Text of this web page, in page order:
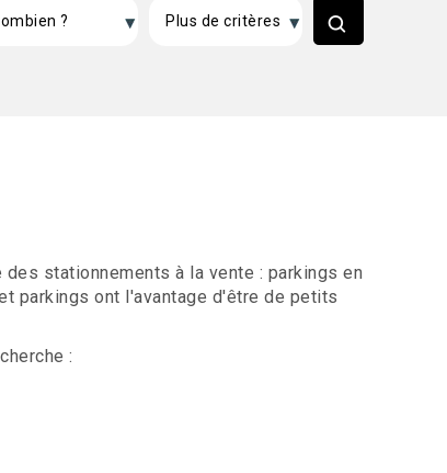
stationnements à la vente : parkings en
parkings ont l'avantage d'être de petits
: